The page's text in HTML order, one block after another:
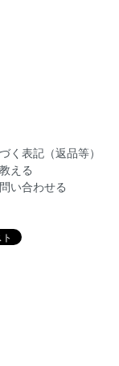
く表記（返品等）
える
い合わせる